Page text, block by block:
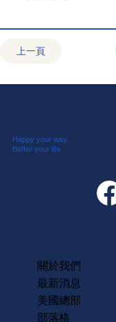
上一頁
Happy your way,
Better your life
關於我們
最新消息
美國總部
部落格